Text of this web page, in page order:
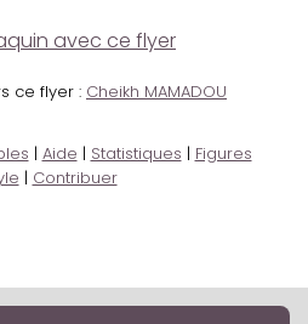
avec ce flyer
ce flyer : Cheikh MAMADOU
| Aide | Statistiques | Figures
| Contribuer